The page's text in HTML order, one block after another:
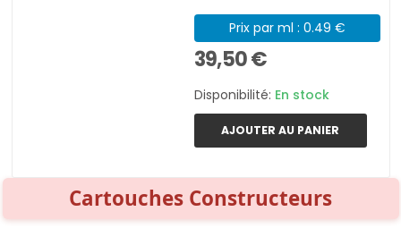
Prix par ml : 0.49 €
39,50 €
Disponibilité: En stock
AJOUTER AU PANIER
Cartouches Constructeurs